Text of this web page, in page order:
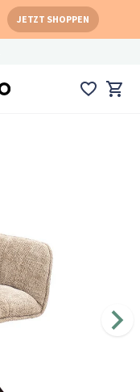
JETZT SHOPPEN